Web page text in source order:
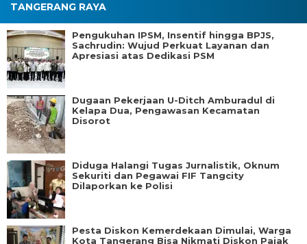
TANGERANG RAYA
Pengukuhan IPSM, Insentif hingga BPJS,
Sachrudin: Wujud Perkuat Layanan dan
Apresiasi atas Dedikasi PSM
Dugaan Pekerjaan U-Ditch Amburadul di
Kelapa Dua, Pengawasan Kecamatan
Disorot
Diduga Halangi Tugas Jurnalistik, Oknum
Sekuriti dan Pegawai FIF Tangcity
Dilaporkan ke Polisi
Pesta Diskon Kemerdekaan Dimulai, Warga
Kota Tangerang Bisa Nikmati Diskon Pajak